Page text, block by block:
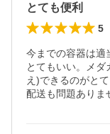
とても便利
5
今までの容器は適
とてもいい。メ
え)できるのがとて
配送も問題ありま